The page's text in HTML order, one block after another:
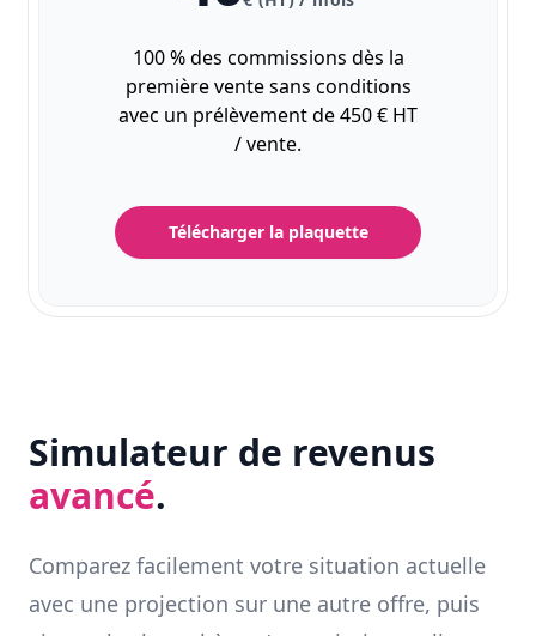
100 % des commissions dès la
première vente sans conditions
avec un prélèvement de 450 € HT
/ vente.
Télécharger la plaquette
Simulateur de revenus
avancé.
Comparez facilement votre situation actuelle
avec une projection sur une autre offre, puis